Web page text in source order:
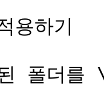
하기
폴더